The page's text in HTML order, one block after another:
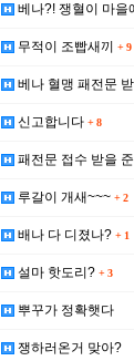
베나?! 쟁혈이 마을
무적이 조빱새끼 + 9
베나 혈맹 패전문
신고합니다 + 8
패전문 접수 받을
루갈이 개새~~~ + 2
배나 다 디졌나? + 1
설마 핫도리? + 3
뿌꾸가 정확햇다
쟁하러온거 맞아?